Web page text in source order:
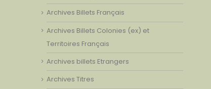
Archives Billets Français
Archives Billets Colonies (ex) et
Territoires Français
Archives billets Etrangers
Archives Titres